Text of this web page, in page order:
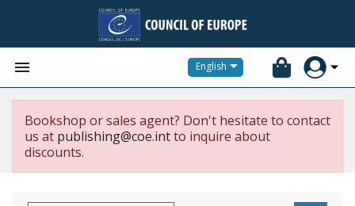
 English
Bookshop or sales agent? Don't hesitate to contact
us at publishing@coe.intto inquire about
discounts.